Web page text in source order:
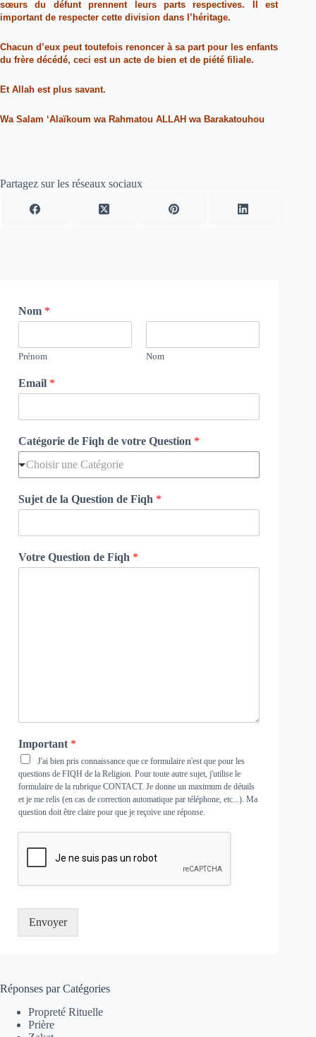
sœurs du défunt prennent leurs parts respectives. Il est
important de respecter cette division dans l’héritage.
Chacun d’eux peut toutefois renoncer à sa part pour les enfants
du frère décédé, ceci est un acte de bien et de piété filiale.
Et Allah est plus savant.
Wa Salam ‘Alaïkoum wa Rahmatou ALLAH wa Barakatouhou
Partagez sur les réseaux sociaux
Nom *
Prénom Nom
Email *
Catégorie de Fiqh de votre Question *
Choisir une Catégorie
Sujet de la Question de Fiqh *
Votre Question de Fiqh *
Important *
J'ai bien pris connaissance que ce formulaire n'est que pour les
questions de FIQH de la Religion. Pour toute autre sujet, j'utilise le
formulaire de la rubrique CONTACT. Je donne un maximum de détails
et je me relis (en cas de correction automatique par téléphone, etc...). Ma
question doit être claire pour que je reçoive une réponse.
Envoyer
Réponses par Catégories
Propreté Rituelle
Prière